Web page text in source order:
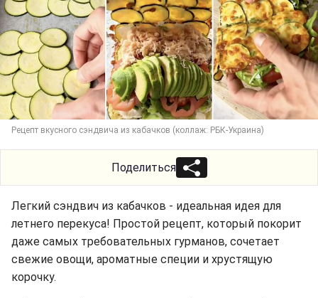
Рецепт вкусного сэндвича из кабачков (коллаж: РБК-Украина)
Поделиться
Легкий сэндвич из кабачков - идеальная идея для
летнего перекуса! Простой рецепт, который покорит
даже самых требовательных гурманов, сочетает
свежие овощи, ароматные специи и хрустящую
корочку.